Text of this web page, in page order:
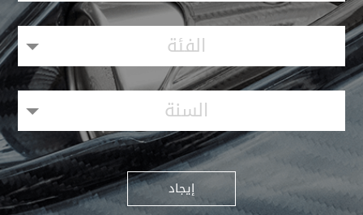
الفئة
السنة
إيجاد